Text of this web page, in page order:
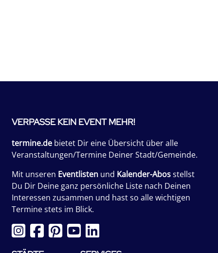
VERPASSE KEIN EVENT MEHR!
termine.de bietet Dir eine Übersicht über alle
Veranstaltungen/Termine Deiner Stadt/Gemeinde.
Mit unseren Eventlisten und Kalender-Abosstellst
Du Dir Deine ganz persönliche Liste nach Deinen
Interessen zusammen und hast so alle wichtigen
Termine stets im Blick.